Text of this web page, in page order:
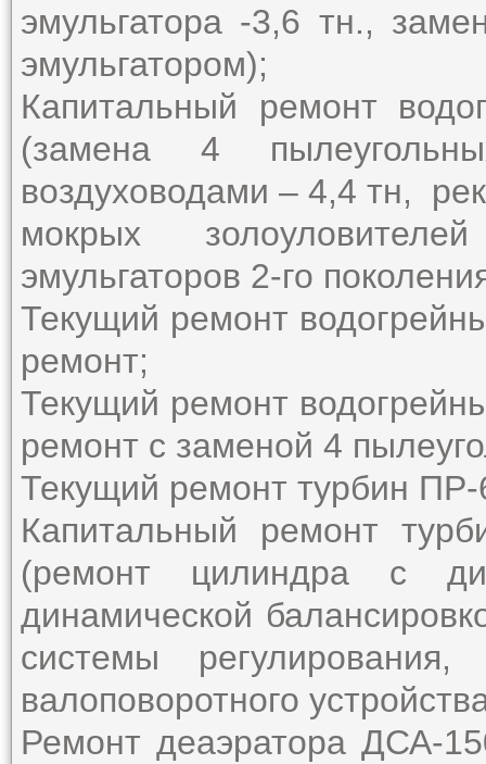
эмульгатора -3,6 тн.,
эмульгатором);
Капитальный ремонт
(замена 4
воздуховодами – 4,4 тн,
мокрых
эмульгаторов 2-го
Текущий ремонт
ремонт;
Текущий ремонт
ремонт c заменой 4
Текущий ремонт турбин
Капитальный ремонт
(ремонт цилиндра с
динамической
системы
валоповоротного
Ремонт деаэратора ДСА-